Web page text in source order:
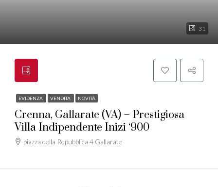
31
EVIDENZA VENDITA NOVITÀ
Crenna, Gallarate (VA) – Prestigiosa
Villa Indipendente Inizi ‘900
piazza della Repubblica 4 Gallarate